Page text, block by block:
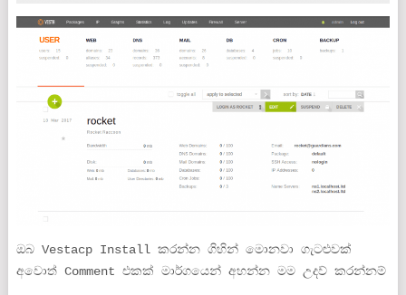
ඔබ Vestacp Install කරන්න ගිහින් මොනවා ගැටළුවක්
අවොත් Comment එකක් මාර්ගයෙන් අහන්න මම උදව් කරන්නම්